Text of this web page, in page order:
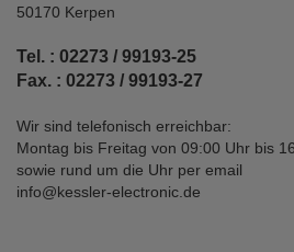
50170 Kerpen
Tel. : 02273 / 99193-25
Fax. : 02273 / 99193-27
Wir sind telefonisch erreichbar:
Montag bis Freitag von 09:00 Uhr bis
sowie rund um die Uhr per email
info@kessler-electronic.de